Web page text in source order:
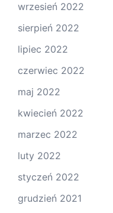
wrzesień 2022
sierpień 2022
lipiec 2022
czerwiec 2022
maj 2022
kwiecień 2022
marzec 2022
luty 2022
styczeń 2022
grudzień 2021